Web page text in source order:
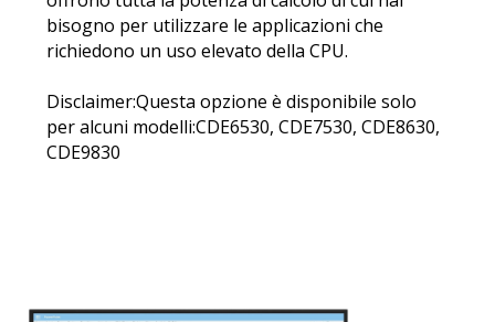
bisogno per utilizzare le applicazioni che
richiedono un uso elevato della CPU.
Disclaimer:Questa opzione è disponibile solo
per alcuni modelli:CDE6530, CDE7530, CDE8630,
CDE9830